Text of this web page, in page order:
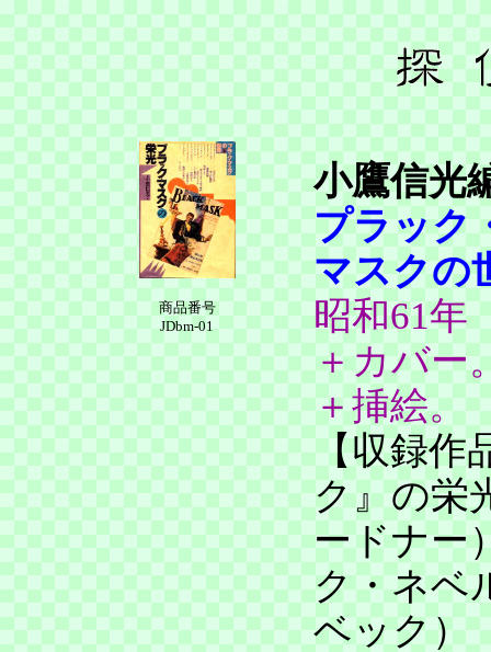
商品番号
JDbm-01
小鷹信光
プラック
マスクの
昭和61年
＋カバー
＋挿絵。
【収録作
ク』の栄
ードナー
ク・ネベ
ベック）